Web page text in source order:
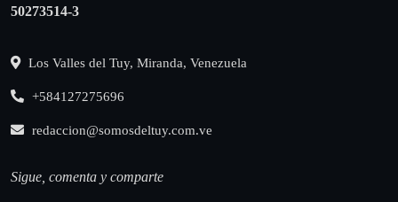
50273514-3
Los Valles del Tuy, Miranda, Venezuela
+584127275696
redaccion@somosdeltuy.com.ve
Sigue, comenta y comparte